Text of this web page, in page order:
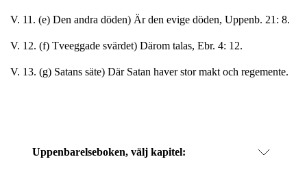
V. 11. (e) Den andra döden) Är den evige döden, Uppenb. 21: 8.
V. 12. (f) Tveeggade svärdet) Därom talas, Ebr. 4: 12.
V. 13. (g) Satans säte) Där Satan haver stor makt och regemente.
Uppenbarelseboken, välj kapitel: